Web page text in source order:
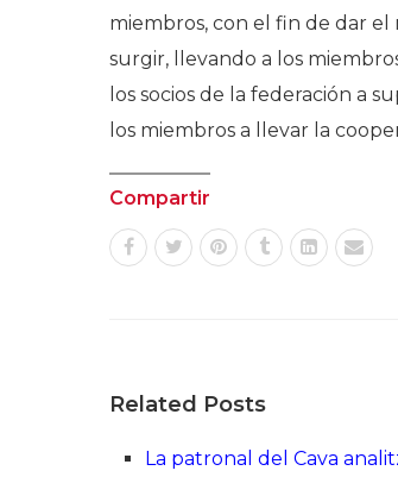
miembros, con el fin de dar
surgir, llevando a los
los socios de la federación a
los miembros a llevar la
Compartir
Related Posts
La patronal del Cava